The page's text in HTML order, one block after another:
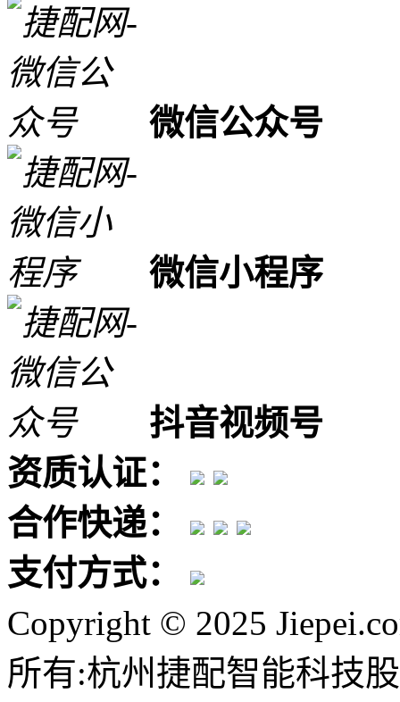
微信公众号
微信小程序
抖音视频号
资质认证：
合作快递：
支付方式：
Copyright © 2025
所有:杭州捷配智能科技